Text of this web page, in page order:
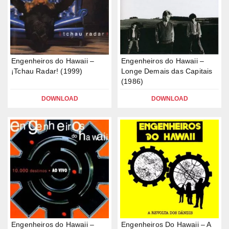
Engenheiros do Hawaii –
¡Tchau Radar! (1999)
DOWNLOAD
Engenheiros do Hawaii –
Longe Demais das Capitais
(1986)
DOWNLOAD
Engenheiros do Hawaii – Engenheiros Do Hawaii – A